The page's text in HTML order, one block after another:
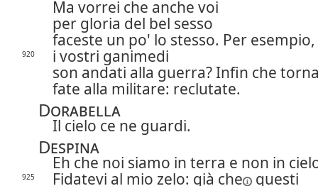
Ma vorrei che anche voi
per gloria del bel sesso
faceste un po' lo stesso. Per esempio,
920
i vostri ganimedi
son andati alla guerra? Infin che
fate alla militare: reclutate.
Dorabella
Il cielo ce ne guardi.
Despina
Eh che noi siamo in terra e non in
925 Fidatevi al mio zelo: già che
questi